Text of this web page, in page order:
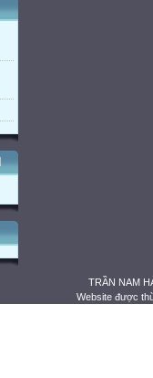
TRẦN NAM
Website được